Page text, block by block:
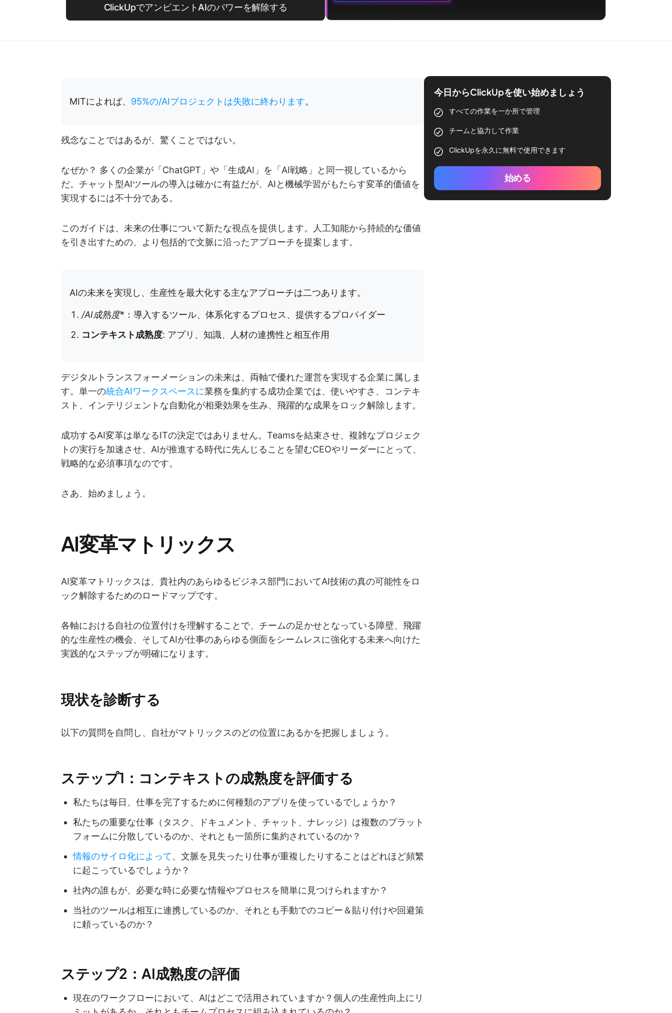
ClickUpでアンビエントAIのパワーを解除する
MITによれば、 95%の/AIプロジェクトは失敗に終わります。
残念なことではあるが、驚くことではない。
なぜか？ 多くの企業が「ChatGPT」や「生成AI」を「AI戦略」と同一視しているから
だ。チャット型AIツールの導入は確かに有益だが、AIと機械学習がもたらす変革的価値を
実現するには不十分である。
このガイドは、未来の仕事について新たな視点を提供します。人工知能から持続的な価値
を引き出すための、より包括的で文脈に沿ったアプローチを提案します。
AIの未来を実現し、生産性を最大化する主なアプローチは二つあります。
/AI成熟度*：導入するツール、体系化するプロセス、提供するプロバイダー
コンテキスト成熟度: アプリ、知識、人材の連携性と相互作用
デジタルトランスフォーメーションの未来は、両軸で優れた運営を実現する企業に属しま
す。単一の統合AIワークスペースに業務を集約する成功企業では、使いやすさ、コンテキ
スト、インテリジェントな自動化が相乗効果を生み、飛躍的な成果をロック解除します。
成功するAI変革は単なるITの決定ではありません。Teamsを結束させ、複雑なプロジェク
トの実行を加速させ、AIが推進する時代に先んじることを望むCEOやリーダーにとって、
戦略的な必須事項なのです。
さあ、始めましょう。
AI変革マトリックス
AI変革マトリックスは、貴社内のあらゆるビジネス部門においてAI技術の真の可能性をロ
ック解除するためのロードマップです。
各軸における自社の位置付けを理解することで、チームの足かせとなっている障壁、飛躍
的な生産性の機会、そしてAIが仕事のあらゆる側面をシームレスに強化する未来へ向けた
実践的なステップが明確になります。
現状を診断する
以下の質問を自問し、自社がマトリックスのどの位置にあるかを把握しましょう。
ステップ1：コンテキストの成熟度を評価する
私たちは毎日、仕事を完了するために何種類のアプリを使っているでしょうか？
私たちの重要な仕事（タスク、ドキュメント、チャット、ナレッジ）は複数のプラット
フォームに分散しているのか、それとも一箇所に集約されているのか？
情報のサイロ化によって、文脈を見失ったり仕事が重複したりすることはどれほど頻繁
に起こっているでしょうか？
社内の誰もが、必要な時に必要な情報やプロセスを簡単に見つけられますか？
当社のツールは相互に連携しているのか、それとも手動でのコピー＆貼り付けや回避策
に頼っているのか？
ステップ2：AI成熟度の評価
現在のワークフローにおいて、AIはどこで活用されていますか？個人の生産性向上にリ
今日からClickUpを使い始めましょう
すべての作業を一か所で管理
チームと協力して作業
ClickUpを永久に無料で使用できます
始める